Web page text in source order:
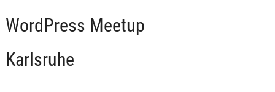
WordPress Meetup
Karlsruhe